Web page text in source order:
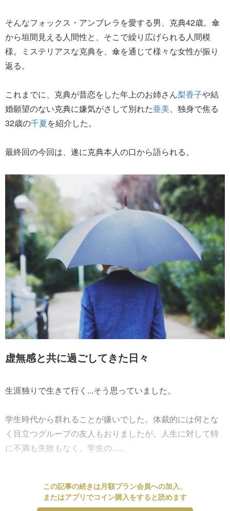
そんなフォックス・アンブレラを愛する男、克典42歳。傘
から垣間見える人間性と、そこで繰り広げられる人間模
様。ミステリアスな克典を、傘を通じて様々な女性が振り
返る。
これまでに、克典が昔恋をした年上のお姉さん梨香子や結
婚願望のない克典に嫌気がさして別れた亜美 、独身で焦る
32歳の千夏を紹介した。
最終回の今回は、遂に克典本人の口から語られる。
虚無感と共に過ごしてきた日々
生涯独りで生きて行く...そう思っていました。
学生時代から群れることが嫌いでした。体裁的には何とな
く目立つグループの友人もおりましたが。人生に対して特
に不満も失敗もなく、学生の......
この記事の続きは月額プラン会員への加入、
またはアプリでコイン購入をすると読めます